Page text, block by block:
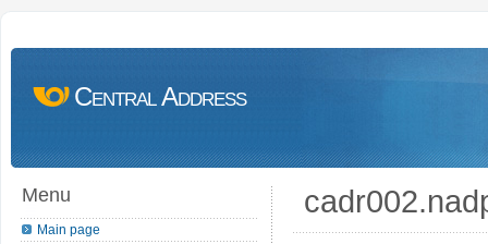
Central Address
Menu
Main page